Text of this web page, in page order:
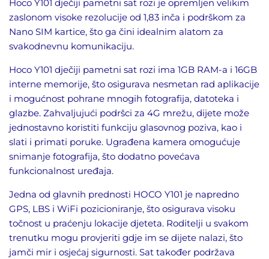
Hoco Y101 dječiji pametni sat rozi je opremljen velikim
zaslonom visoke rezolucije od 1,83 inča i podrškom za
Nano SIM kartice, što ga čini idealnim alatom za
svakodnevnu komunikaciju.
Hoco Y101 dječiji pametni sat rozi ima 1GB RAM-a i 16GB
interne memorije, što osigurava nesmetan rad aplikacije
i mogućnost pohrane mnogih fotografija, datoteka i
glazbe. Zahvaljujući podršci za 4G mrežu, dijete može
jednostavno koristiti funkciju glasovnog poziva, kao i
slati i primati poruke. Ugrađena kamera omogućuje
snimanje fotografija, što dodatno povećava
funkcionalnost uređaja.
Jedna od glavnih prednosti HOCO Y101 je napredno
GPS, LBS i WiFi pozicioniranje, što osigurava visoku
točnost u praćenju lokacije djeteta. Roditelji u svakom
trenutku mogu provjeriti gdje im se dijete nalazi, što
jamči mir i osjećaj sigurnosti. Sat također podržava